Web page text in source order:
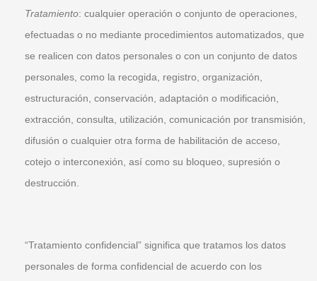
Tratamiento: cualquier operación o conjunto de operaciones,
efectuadas o no mediante procedimientos automatizados, que
se realicen con datos personales o con un conjunto de datos
personales, como la recogida, registro, organización,
estructuración, conservación, adaptación o modificación,
extracción, consulta, utilización, comunicación por transmisión,
difusión o cualquier otra forma de habilitación de acceso,
cotejo o interconexión, así como su bloqueo, supresión o
destrucción.
“Tratamiento confidencial” significa que tratamos los datos
personales de forma confidencial de acuerdo con los